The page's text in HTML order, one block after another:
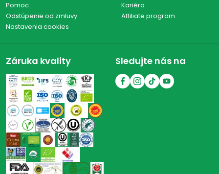
Pomoc
Odstúpenie od zmluvy
Nastavenia cookies
Kariéra
Affiliate program
Záruka kvality Sledujte nás na